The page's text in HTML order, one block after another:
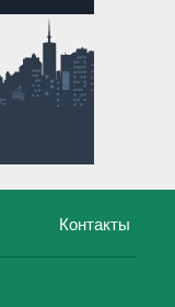
Контакты